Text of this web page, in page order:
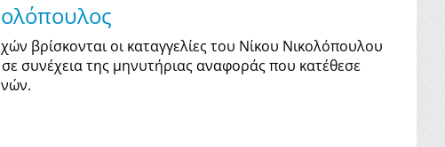
βρίσκονται οι καταγγελίες του Νίκου Νικολόπουλου
συνέχεια της μηνυτήριας αναφοράς που κατέθεσε